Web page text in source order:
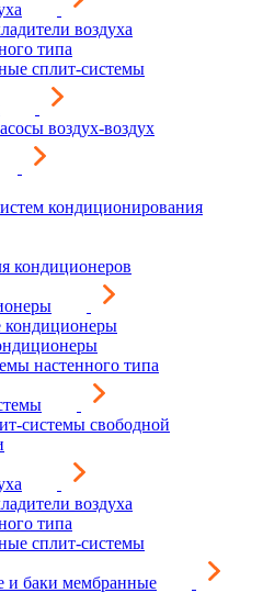
воздуха
типа
сплит-системы
воздух-воздух
кондиционирования
кондиционеров
настенного типа
системы свободной
воздуха
типа
сплит-системы
и баки мембранные